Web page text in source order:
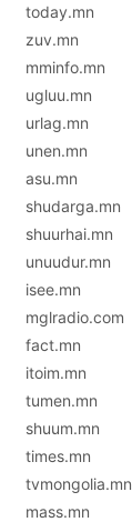
today.mn
zuv.mn
mminfo.mn
ugluu.mn
urlag.mn
unen.mn
asu.mn
shudarga.mn
shuurhai.mn
unuudur.mn
isee.mn
mglradio.com
fact.mn
itoim.mn
tumen.mn
shuum.mn
times.mn
tvmongolia.mn
mass.mn